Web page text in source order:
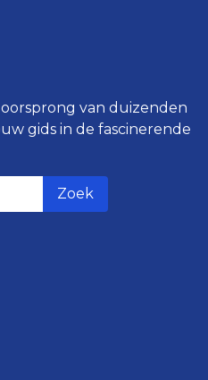
van duizenden
gids in de fascinerende
Zoek